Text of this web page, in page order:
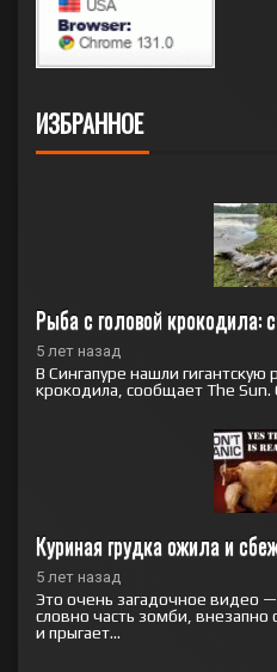
ИЗБРАННОЕ
Рыба с головой крокодила:
5 лет назад
В Сингапуре нашли гигантскую
крокодила, сообщает The Sun.
Куриная грудка ожила и
5 лет назад
Это очень загадочное видео
словно часть зомби, внезапно
и прыгает...